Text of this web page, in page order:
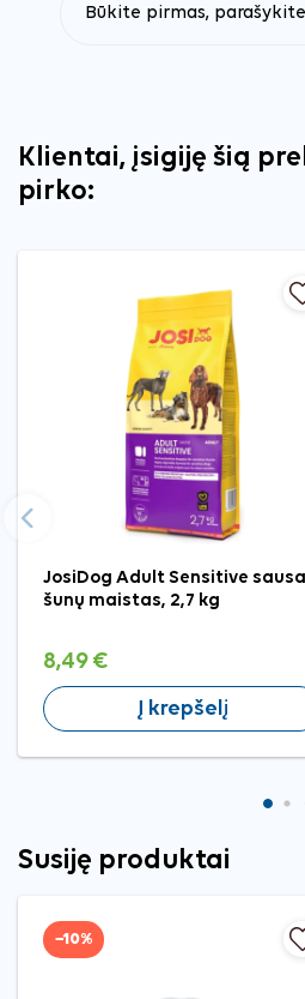
Būkite pirmas,
Klientai, įsigiję šią
pirko:
JosiDog Adult Sensitive
šunų maistas, 2,7 kg
8,49 €
Į krepšelį
Ankstesnis
Susiję produktai
−10%